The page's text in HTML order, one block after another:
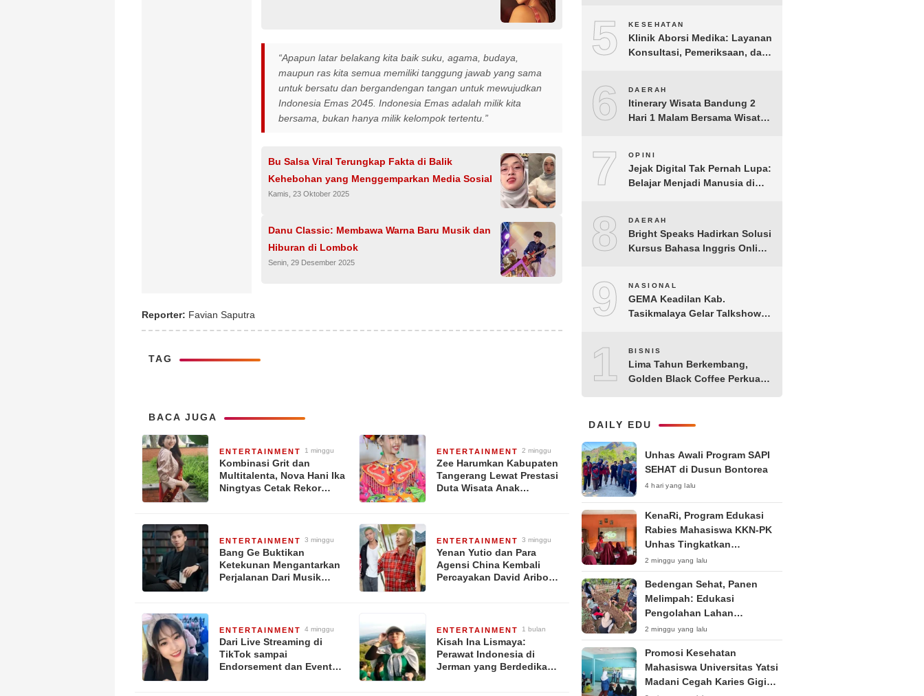
“Apapun latar belakang kita baik suku, agama, budaya,
maupun ras kita semua memiliki tanggung jawab yang sama
untuk bersatu dan bergandengan tangan untuk mewujudkan
Indonesia Emas 2045. Indonesia Emas adalah milik kita
bersama, bukan hanya milik kelompok tertentu.”
Bu Salsa Viral Terungkap Fakta di Balik
Kehebohan yang Menggemparkan Media Sosial
Kamis, 23 Oktober 2025
Danu Classic: Membawa Warna Baru Musik dan
Hiburan di Lombok
Senin, 29 Desember 2025
Reporter: Favian Saputra
TAG
BACA JUGA
ENTERTAINMENT
1 minggu
yang lalu
Kombinasi Grit dan
Multitalenta, Nova Hani Ika
Ningtyas Cetak Rekor
ENTERTAINMENT
2 minggu
yang lalu
Zee Harumkan Kabupaten
Tangerang Lewat Prestasi
Duta Wisata Anak
ENTERTAINMENT
3 minggu
Bang Ge Buktikan
Ketekunan Mengantarkan
Perjalanan Dari Musik
ENTERTAINMENT
3 minggu
yang lalu
Yenan Yutio dan Para
Agensi China Kembali
Percayakan David Aribowo
Menciptakan Strategi
Promosi
ENTERTAINMENT
4 minggu
yang lalu
Dari Live Streaming di
TikTok sampai
Endorsement dan Event
ENTERTAINMENT
1 bulan
yang lalu
Kisah Ina Lismaya:
Perawat Indonesia di
Jerman yang Berdedikasi
5 KESEHATAN
Klinik Aborsi Medika: Layanan
Konsultasi, Pemeriksaan, dan
6 DAERAH
Itinerary Wisata Bandung 2
Hari 1 Malam Bersama Wisata
7 OPINI
Jejak Digital Tak Pernah Lupa:
Belajar Menjadi Manusia di
8 DAERAH
Bright Speaks Hadirkan Solusi
Kursus Bahasa Inggris Online
Bicara
9 NASIONAL
GEMA Keadilan Kab.
Tasikmalaya Gelar Talkshow
Negara di Era Post-Truth”
10BISNIS
Lima Tahun Berkembang,
Golden Black Coffee Perkuat
DAILY EDU
Unhas Awali Program SAPI
SEHAT di Dusun Bontorea
4 hari yang lalu
KenaRi, Program Edukasi
Rabies Mahasiswa KKN-PK
Unhas Tingkatkan
Kesadaran Siswa SD Negeri 4
Maccorawalie
2 minggu yang lalu
Bedengan Sehat, Panen
Melimpah: Edukasi
Pengolahan Lahan
Bedengan Organik bagi KWT
dan Ibu PKK RT 04 RW 01
Kelurahan Pakintelan
2 minggu yang lalu
Promosi Kesehatan
Mahasiswa Universitas Yatsi
Madani Cegah Karies Gigi